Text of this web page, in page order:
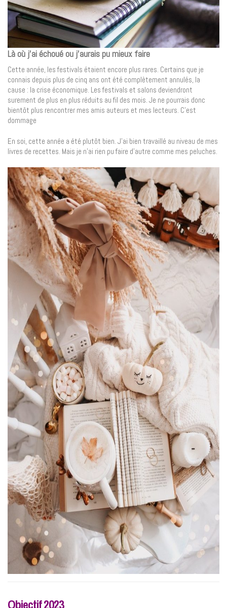
Là où j’ai échoué ou j’aurais pu mieux faire
Cette année, les festivals étaient encore plus rares. Certains que je
connais depuis plus de cinq ans ont été complètement annulés, la
cause : la crise économique. Les festivals et salons deviendront
surement de plus en plus réduits au fil des mois. Je ne pourrais donc
bientôt plus rencontrer mes amis auteurs et mes lecteurs. C’est
dommage
En soi, cette année a été plutôt bien. J’ai bien travaillé au niveau de mes
livres de recettes. Mais je n’ai rien pu faire d’autre comme mes peluches.
Objectif 2023